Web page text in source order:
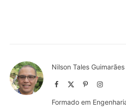
Nilson Tales Guimarães
Facebook PinterestInstagram
Formado em